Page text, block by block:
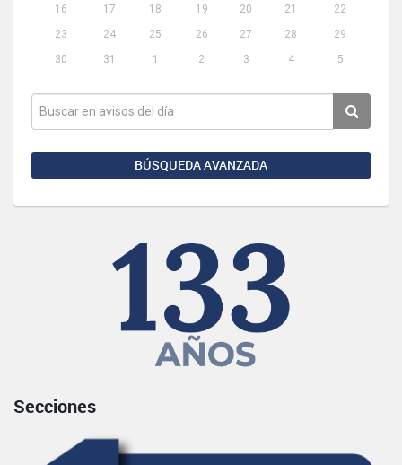
16
17 18 19 20 21
22
23
24 25 26 27 28
29
30
31 1 2 3 4 5
BÚSQUEDA AVANZADA
Secciones